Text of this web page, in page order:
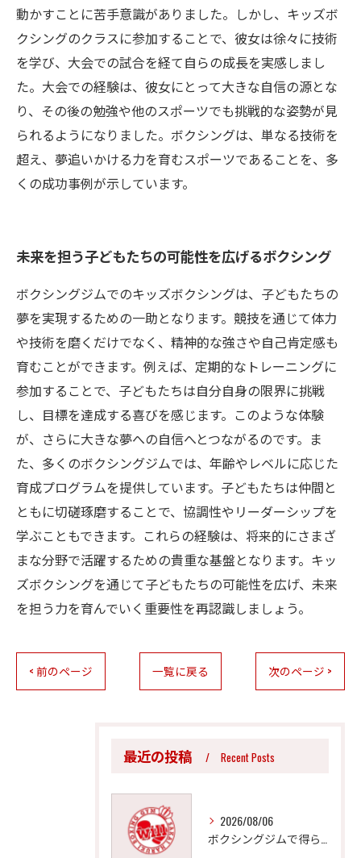
動かすことに苦手意識がありました。しかし、キッズボ
クシングのクラスに参加することで、彼女は徐々に技術
を学び、大会での試合を経て自らの成長を実感しまし
た。大会での経験は、彼女にとって大きな自信の源とな
り、その後の勉強や他のスポーツでも挑戦的な姿勢が見
られるようになりました。ボクシングは、単なる技術を
超え、夢追いかける力を育むスポーツであることを、多
くの成功事例が示しています。
未来を担う子どもたちの可能性を広げるボクシング
ボクシングジムでのキッズボクシングは、子どもたちの
夢を実現するための一助となります。競技を通じて体力
や技術を磨くだけでなく、精神的な強さや自己肯定感も
育むことができます。例えば、定期的なトレーニングに
参加することで、子どもたちは自分自身の限界に挑戦
し、目標を達成する喜びを感じます。このような体験
が、さらに大きな夢への自信へとつながるのです。ま
た、多くのボクシングジムでは、年齢やレベルに応じた
育成プログラムを提供しています。子どもたちは仲間と
ともに切磋琢磨することで、協調性やリーダーシップを
学ぶこともできます。これらの経験は、将来的にさまざ
まな分野で活躍するための貴重な基盤となります。キッ
ズボクシングを通じて子どもたちの可能性を広げ、未来
を担う力を育んでいく重要性を再認識しましょう。
< 前のページ 一覧に戻る 次のページ >
最近の投稿 Recent Posts
2026/08/06